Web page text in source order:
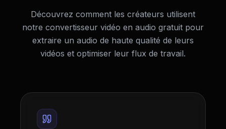
Découvrez comment les créateurs utilisent
notre convertisseur vidéo en audio gratuit pour
extraire un audio de haute qualité de leurs
vidéos et optimiser leur flux de travail.